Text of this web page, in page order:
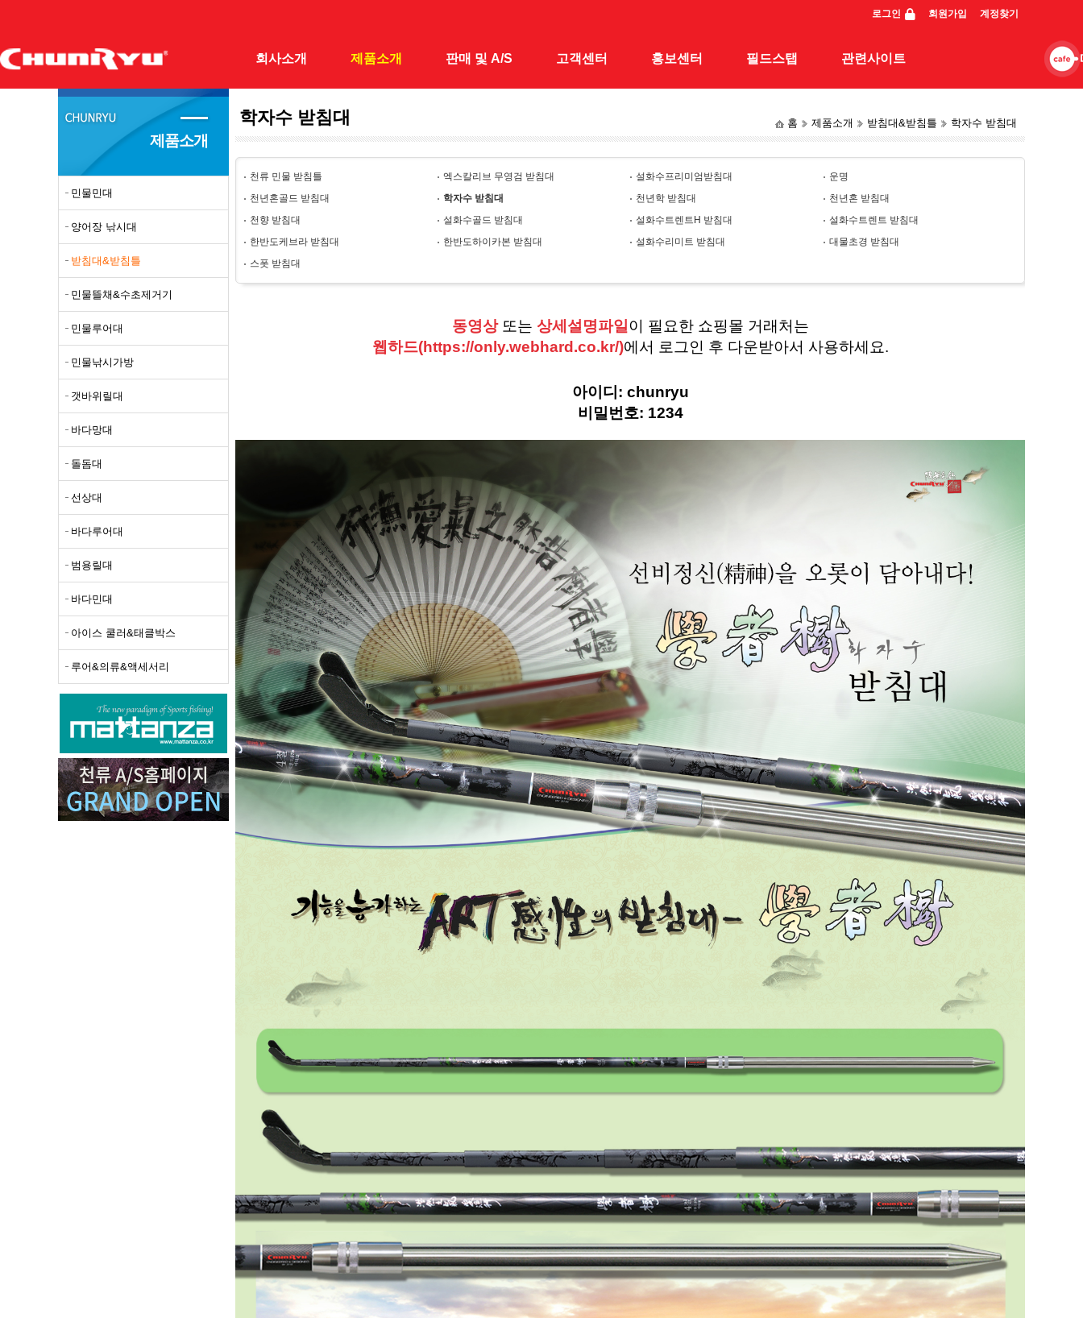
로그인 회원가입 계정찾기
회사소개
(주)천류
회사개요
조직도
필드테스터
자료실
제품소개
민물민대
양어장 낚시대
민물루어대
범용릴대
아이스 쿨러&태클박스
루어&의류&액세서리
판매 및 A/S 고객센터
1:1 문의
홍보센터
홍보동영상
필드스탭
동영상
일반조행기
관련사이트
관련사이트
학자수 받침대 홈 제품소개 받침대&받침틀 학자수 받침대
천류 민물 받침틀 엑스칼리브 무영검 받침대 설화수프리미엄받침대
운명
천년혼골드 받침대
학자수 받침대 천년학 받침대
천년혼 받침대
천향 받침대
설화수골드 받침대 설화수트렌트H 받침대
설화수트렌트 받침대
한반도케브라 받침대
한반도하이카본 받침대 설화수리미트 받침대
대물초경 받침대
스폿 받침대
제품소개
민물민대
양어장 낚시대
받침대&받침틀
민물뜰채&수초제거기
민물루어대
민물낚시가방
갯바위릴대
바다망대
돌돔대
선상대
바다루어대
범용릴대
바다민대
아이스 쿨러&태클박스
루어&의류&액세서리
동영상또는 상세설명파일 이 필요한 쇼핑몰 거래처는
웹하드(https://only.webhard.co.kr/)에서 로그인 후 다운받아서 사용하세요.
아이디: chunryu
비밀번호: 1234